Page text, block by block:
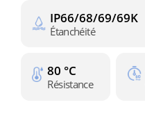
IP66/68/69/69K
Étanchéité
80 °C
Résistance